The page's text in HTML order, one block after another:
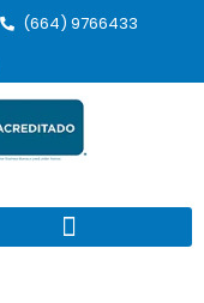
(664) 9766433